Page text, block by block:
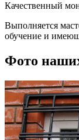
Качественный
Выполняется
обучение и
Фото